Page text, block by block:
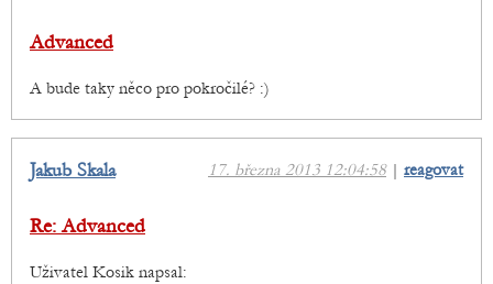
Advanced
A bude taky něco pro pokročilé? :)
17. března 2013 12:04:58| reagovat
Jakub Skala
Re: Advanced
Uživatel Kosik napsal: